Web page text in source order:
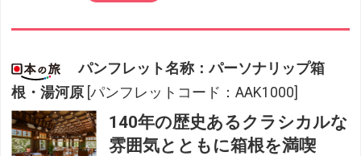
パンフレット名称：パーソナリップ箱
根・湯河原 [パンフレットコード：AAK1000]
140年の歴史あるクラシカルな
雰囲気とともに箱根を満喫